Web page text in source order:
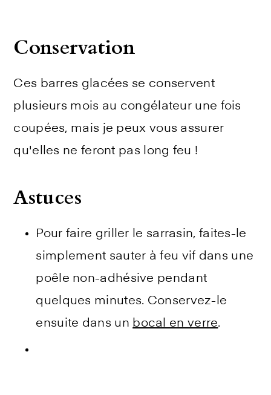
Conservation
Ces barres glacées se conservent
plusieurs mois au congélateur une fois
coupées, mais je peux vous assurer
qu'elles ne feront pas long feu !
Astuces
Pour faire griller le sarrasin, faites-le
simplement sauter à feu vif dans une
poêle non-adhésive pendant
quelques minutes. Conservez-le
ensuite dans un bocal en verre.